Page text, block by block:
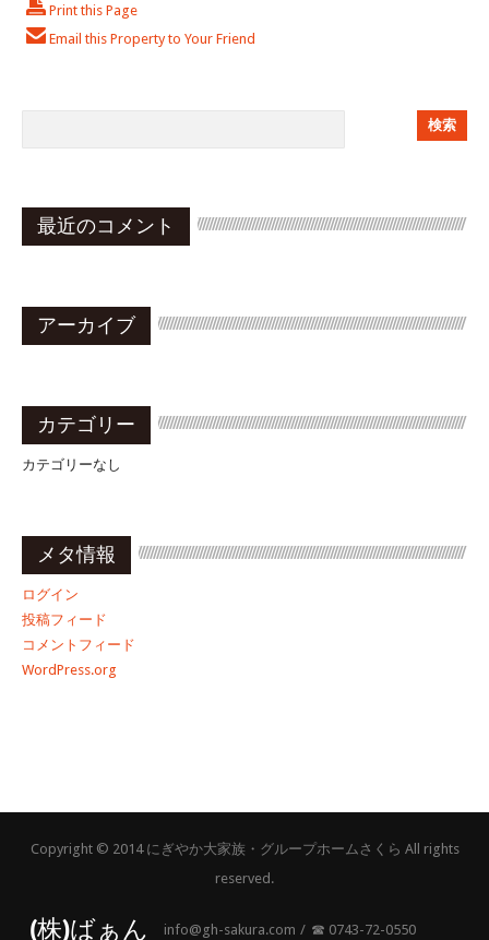
Print this Page
Email this Property to Your Friend
最近のコメント
アーカイブ
カテゴリー
カテゴリーなし
メタ情報
ログイン
投稿フィード
コメントフィード
WordPress.org
Copyright © 2014 にぎやか大家族・グループホームさくら All rights
reserved.
(株)ばぁん info@gh-sakura.com ☎︎ 0743-72-0550